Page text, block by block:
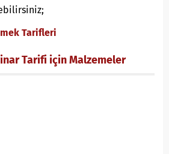
Tarifleri
Tarifi için Malzemeler